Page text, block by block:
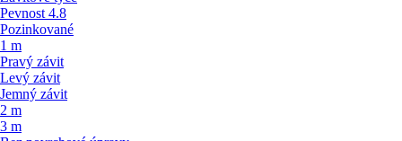
Pevnost 4.8
Pozinkované
1 m
Pravý závit
Levý závit
Jemný závit
2 m
3 m